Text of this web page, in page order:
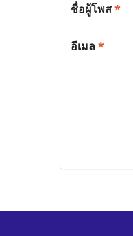
ชื่อผู้โพส*
อีเมล*